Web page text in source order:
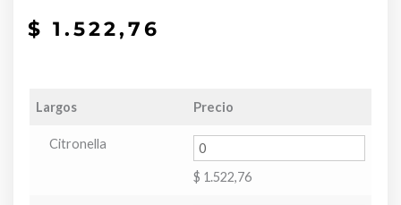
$ 1.522,76
Largos Precio
Citronella
$ 1.522,76